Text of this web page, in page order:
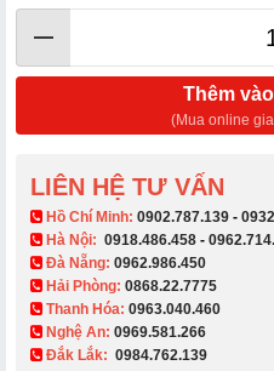
Thêm
(Mua online
LIÊN HỆ TƯ VẤN
​ Hồ Chí Minh: 0902.787.139 -
Hà Nội: 0918.486.458 -
Đà Nẵng: 0962.986.450
Hải Phòng: 0868.22.7775
Thanh Hóa: 0963.040.460
Nghệ An: 0969.581.266
Đắk Lắk: 0984.762.139